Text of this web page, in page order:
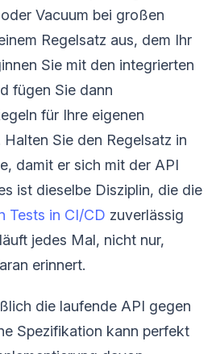
Vacuum bei großen
Regelsatz aus, dem Ihr
Sie mit den integrierten
fügen Sie dann
für Ihre eigenen
Sie den Regelsatz in
damit er sich mit der API
ist dieselbe Disziplin, die die
Tests in CI/CD zuverlässig
jedes Mal, nicht nur,
erinnert.
die laufende API gegen
Spezifikation kann perfekt